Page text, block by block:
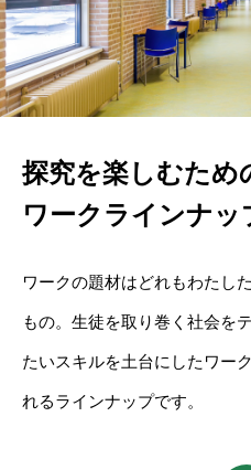
お問い合わせ
NEWS
プライバシーポリシー 運営会社
探究を楽しむため
ワークラインナッ
ワークの題材はどれもわたし
もの。生徒を取り巻く社会を
たいスキルを土台にしたワー
れるラインナップです。